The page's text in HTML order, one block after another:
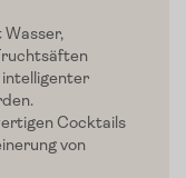
Wasser,
intelligenter
Cocktails
von